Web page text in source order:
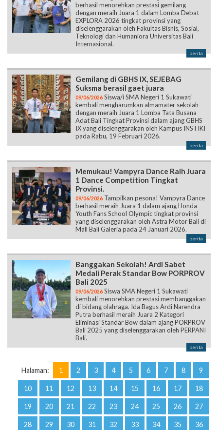
berhasil menorehkan prestasi gemilang
dengan meraih Juara 1 dalam Lomba Debat
EXPLORA 2026 tingkat provinsi yang
diselenggarakan oleh Fakultas Bisnis, Sosial,
Teknologi dan Humaniora Universitas Bali
Internasional.
berita
Gemilang di GBHS IX, SEJEBAG
Suksma berasil gaet juara
09/06/2026 Siswa/i SMA Negeri 1 Sukawati
kembali mengharumkan almamater sekolah
dengan meraih Juara 1 Lomba Tata Busana
Adat Bali Tingkat Provinsi dalam ajang GBHS
IX yang diselenggarakan oleh Kampus INSTIKI
pada Rabu, 19 Februari 2026.
berita
Memukau! Vampyra Dance Raih Juara
1 Dance Competition Tingkat
Provinsi.
09/06/2026 Tampilkan pesona! Vampyra Dance
berhasil meraih Juara 1 dalam ajang Honda
Youth Fans School Olympic tingkat provinsi
yang diselenggarakan oleh Astra Motor Bali di
Mall Bali Galeria pada 24 Januari 2026.
berita
Banggakan Sekolah! Ardi Sabet
Medali Perak Standar Bow PORPROV
Bali 2025
09/06/2026 Siswa SMA Negeri 1 Sukawati
kembali menorehkan prestasi membanggakan
di bidang olahraga. Ida Bagus Ardi Narendra
Putra berhasil meraih Juara 2 Kategori
Eliminasi Standar Bow dalam ajang PORPROV
Bali 2025 yang diselenggarakan oleh PERPANI
Bali.
berita
Halaman: 1 2 3 4 5 6 7 8 9
10 11 12 13 14 15 16 17 18
19 20 21 22 23 24 25 26 27
28 29 30 31 32 33 34 35 36